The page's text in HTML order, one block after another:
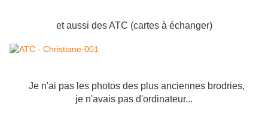
et aussi des ATC (cartes à échanger)
Je n'ai pas les photos des plus anciennes brodries,
je n'avais pas d'ordinateur...